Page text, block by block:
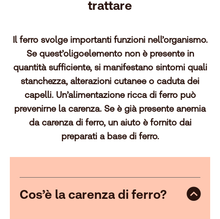
trattare
Il ferro svolge importanti funzioni nell’organismo.
Se quest’oligoelemento non è presente in
quantità sufficiente, si manifestano sintomi quali
stanchezza, alterazioni cutanee o caduta dei
capelli. Un’alimentazione ricca di ferro può
prevenirne la carenza. Se è già presente anemia
da carenza di ferro, un aiuto è fornito dai
preparati a base di ferro.
Cos’è la carenza di ferro?